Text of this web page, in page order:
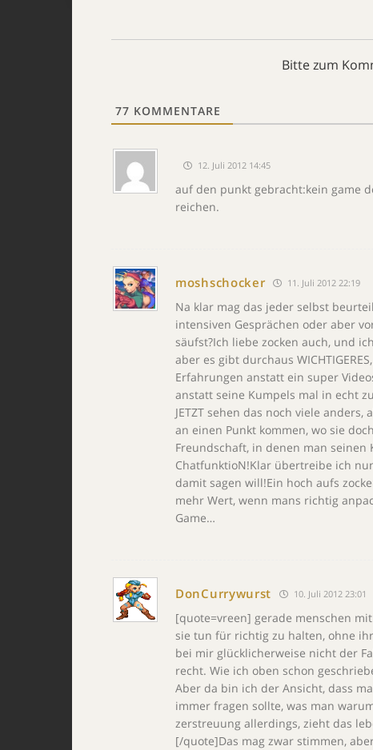
Bitte zum
77 KOMMENTARE
12. Juli 2012 14:45
auf den punkt gebracht:kein game
reichen.
moshschocker 11. Juli 2012 22:19
Na klar mag das jeder selbst
intensiven Gesprächen oder aber
säufst?Ich liebe zocken auch, und
aber es gibt durchaus WICHTIGERES,
Erfahrungen anstatt ein super
anstatt seine Kumpels mal in echt
JETZT sehen das noch viele
an einen Punkt kommen, wo sie
Freundschaft, in denen man
ChatfunktioN!Klar übertreibe ich
damit sagen will!Ein hoch aufs
mehr Wert, wenn mans richtig
Game…
DonCurrywurst 10. Juli 2012 23:01
[quote=vreen] gerade menschen
sie tun für richtig zu halten, ohne
bei mir glücklicherweise nicht der
recht. Wie ich oben schon
Aber da bin ich der Ansicht, dass
immer fragen sollte, was man
zerstreuung allerdings, zieht das
[/quote]Das mag zwar stimmen,